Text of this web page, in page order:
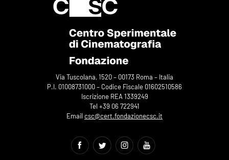
Via Tuscolana, 1520 – 00173 Roma – Italia
P.I. 01008731000 – Codice Fiscale 01602510586
Iscrizione REA 1339249
Tel +39 06 722941
Email csc@cert.fondazionecsc.it